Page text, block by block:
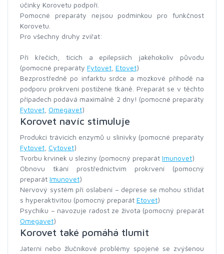
účinky Korovetu podpoří.
Pomocné preparáty nejsou podmínkou pro funkčnost
Korovetu.
Pro všechny druhy zvířat:
Při křečích, ticích a epilepsiích jakéhokoliv původu
(pomocné preparáty Fytovet Etovet)
Bezprostředně po infarktu srdce a mozkové příhodě na
podporu prokrvení postižené tkáně. Preparát se v těchto
případech podává maximálně 2 dny! (pomocné preparáty
Fytovet Omegavet)
Korovet navíc stimuluje
Produkci trávicích enzymů u slinivky (pomocné preparáty
Fytovet Cytovet)
Tvorbu krvinek u sleziny (pomocný preparát Imunovet)
Obnovu tkání prostřednictvím prokrvení (pomocný
preparát Imunovet)
Nervový systém při oslabení – deprese se mohou střídat
s hyperaktivitou (pomocný preparát Etovet)
Psychiku – navozuje radost ze života (pomocný preparát
Omegavet)
Korovet také pomáhá tlumit
Jaterní nebo žlučníkové problémy spojené se zvýšenou